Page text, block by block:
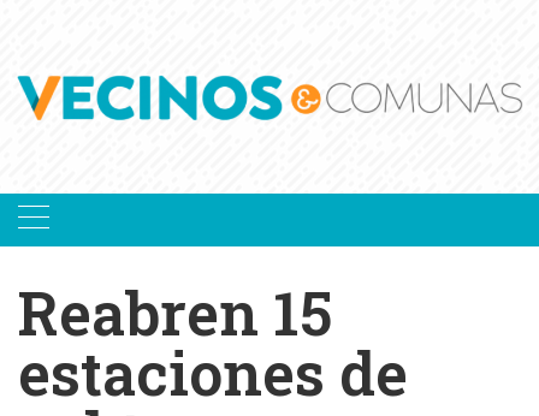
Reabren 15
estaciones de